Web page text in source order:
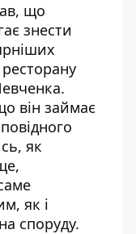
що
знести
ресторану
.
він займає
як
як і
споруду.